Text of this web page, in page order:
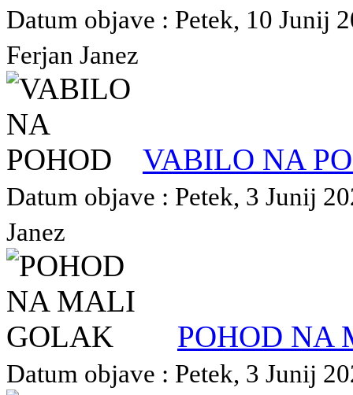
Datum objave : Petek, 10 Junij
Ferjan Janez
VABILO NA
Datum objave : Petek, 3 Junij
Janez
POHOD NA
Datum objave : Petek, 3 Junij